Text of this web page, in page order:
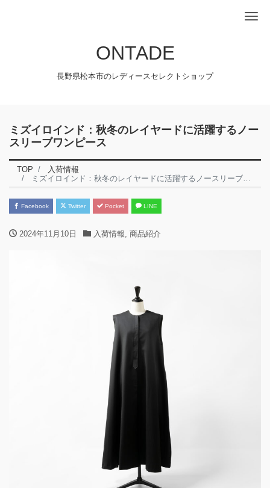
ONTADE
長野県松本市のレディースセレクトショップ
ミズイロインド：秋冬のレイヤードに活躍するノー
スリーブワンピース
TOP
入荷情報
ミズイロインド：秋冬のレイヤードに活躍するノースリーブワンピース
Facebook Twitter Pocket LINE
2024年11月10日 入荷情報, 商品紹介